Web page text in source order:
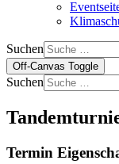
Suchen
Off-Canvas Toggle
Suchen
Termin